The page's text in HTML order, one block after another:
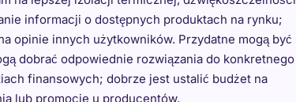
informacji o dostępnych produktach na rynku;
opinie innych użytkowników. Przydatne mogą być
dobrać odpowiednie rozwiązania do konkretnego
finansowych; dobrze jest ustalić budżet na
lub promocje u producentów.